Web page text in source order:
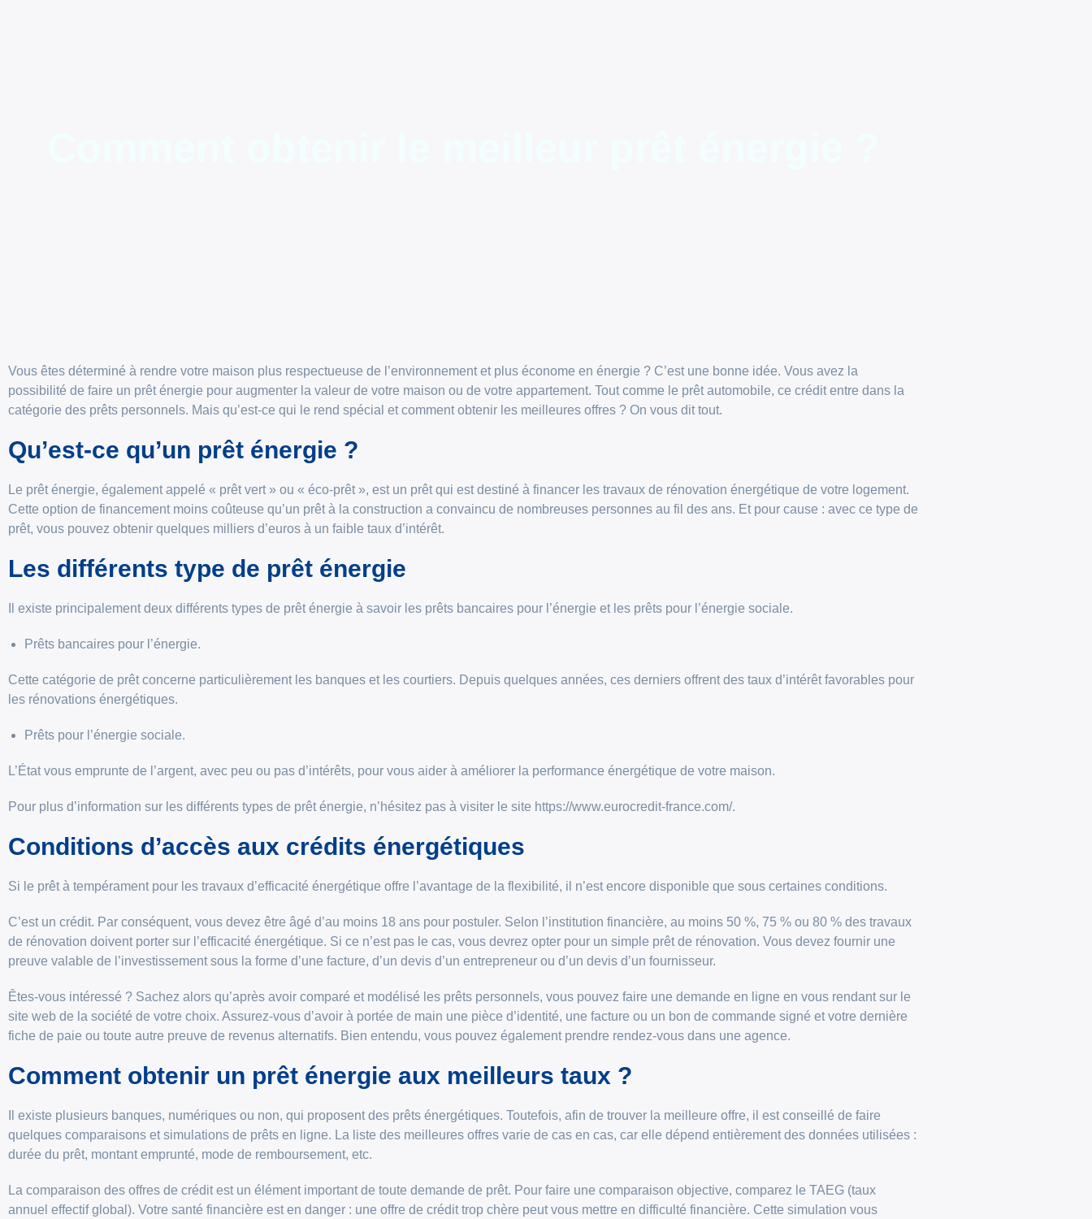
Vous êtes déterminé à rendre votre maison plus respectueuse de l’environnement et plus économe en énergie ? C’est une bonne idée. Vous avez la
possibilité de faire un prêt énergie pour augmenter la valeur de votre maison ou de votre appartement. Tout comme le prêt automobile, ce crédit entre dans la
catégorie des prêts personnels. Mais qu’est-ce qui le rend spécial et comment obtenir les meilleures offres ? On vous dit tout.
Qu’est-ce qu’un prêt énergie ?
Le prêt énergie, également appelé « prêt vert » ou « éco-prêt », est un prêt qui est destiné à financer les travaux de rénovation énergétique de votre logement.
Cette option de financement moins coûteuse qu’un prêt à la construction a convaincu de nombreuses personnes au fil des ans. Et pour cause : avec ce type de
prêt, vous pouvez obtenir quelques milliers d’euros à un faible taux d’intérêt.
Les différents type de prêt énergie
Il existe principalement deux différents types de prêt énergie à savoir les prêts bancaires pour l’énergie et les prêts pour l’énergie sociale.
Prêts bancaires pour l’énergie.
Cette catégorie de prêt concerne particulièrement les banques et les courtiers. Depuis quelques années, ces derniers offrent des taux d’intérêt favorables pour
les rénovations énergétiques.
Prêts pour l’énergie sociale.
L’État vous emprunte de l’argent, avec peu ou pas d’intérêts, pour vous aider à améliorer la performance énergétique de votre maison.
Pour plus d’information sur les différents types de prêt énergie, n’hésitez pas à visiter le site https://www.eurocredit-france.com/.
Conditions d’accès aux crédits énergétiques
Si le prêt à tempérament pour les travaux d’efficacité énergétique offre l’avantage de la flexibilité, il n’est encore disponible que sous certaines conditions.
C’est un crédit. Par conséquent, vous devez être âgé d’au moins 18 ans pour postuler. Selon l’institution financière, au moins 50 %, 75 % ou 80 % des travaux
de rénovation doivent porter sur l’efficacité énergétique. Si ce n’est pas le cas, vous devrez opter pour un simple prêt de rénovation. Vous devez fournir une
preuve valable de l’investissement sous la forme d’une facture, d’un devis d’un entrepreneur ou d’un devis d’un fournisseur.
Êtes-vous intéressé ? Sachez alors qu’après avoir comparé et modélisé les prêts personnels, vous pouvez faire une demande en ligne en vous rendant sur le
site web de la société de votre choix. Assurez-vous d’avoir à portée de main une pièce d’identité, une facture ou un bon de commande signé et votre dernière
fiche de paie ou toute autre preuve de revenus alternatifs. Bien entendu, vous pouvez également prendre rendez-vous dans une agence.
Comment obtenir un prêt énergie aux meilleurs taux ?
Il existe plusieurs banques, numériques ou non, qui proposent des prêts énergétiques. Toutefois, afin de trouver la meilleure offre, il est conseillé de faire
quelques comparaisons et simulations de prêts en ligne. La liste des meilleures offres varie de cas en cas, car elle dépend entièrement des données utilisées :
durée du prêt, montant emprunté, mode de remboursement, etc.
La comparaison des offres de crédit est un élément important de toute demande de prêt. Pour faire une comparaison objective, comparez le TAEG (taux
annuel effectif global). Votre santé financière est en danger : une offre de crédit trop chère peut vous mettre en difficulté financière. Cette simulation vous